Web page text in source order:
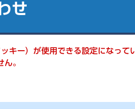
せ
キー）が使用できる設定になっ
。